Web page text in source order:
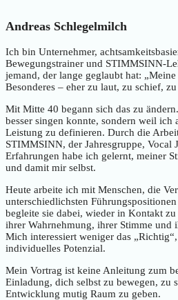
Andreas Schlegelmilch
Ich bin Unternehmer,
Bewegungstrainer und STIMMSINN-
jemand, der lange geglaubt hat:
Besonderes – eher zu laut, zu schief,
Mit Mitte 40 begann sich das zu
besser singen konnte, sondern weil ich
Leistung zu definieren. Durch die
STIMMSINN, der Jahresgruppe, Vocal
Erfahrungen habe ich gelernt, meiner
und damit mir selbst.
Heute arbeite ich mit Menschen, die
unterschiedlichsten
begleite sie dabei, wieder in Kontakt
ihrer Wahrnehmung, ihrer Stimme und
Mich interessiert weniger das
individuelles Potenzial.
Mein Vortrag ist keine Anleitung zum
Einladung, dich selbst zu bewegen, zu
Entwicklung mutig Raum zu geben.